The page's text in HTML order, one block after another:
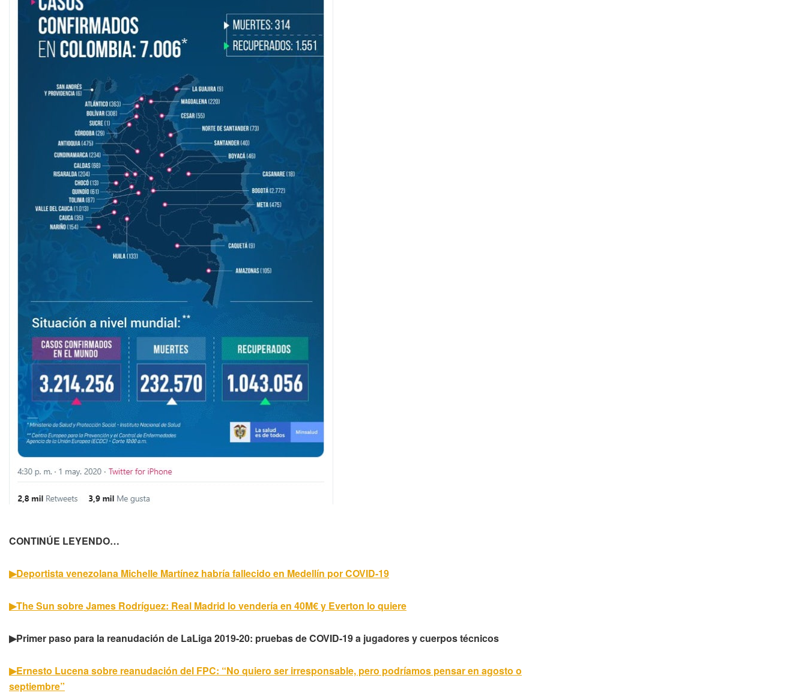
CONTINÚE LEYENDO…
▶Deportista venezolana Michelle Martínez habría fallecido en Medellín por COVID-19
▶The Sun sobre James Rodríguez: Real Madrid lo vendería en 40M€ y Everton lo quiere
▶Primer paso para la reanudación de LaLiga 2019-20: pruebas de COVID-19 a jugadores y cuerpos técnicos
▶Ernesto Lucena sobre reanudación del FPC: “No quiero ser irresponsable, pero podríamos pensar en agosto o
septiembre”